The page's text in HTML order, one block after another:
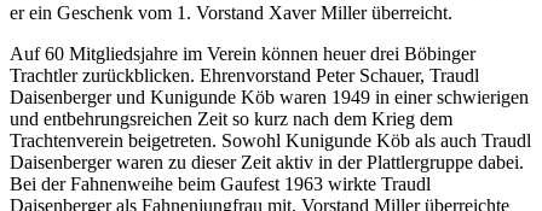
er ein Geschenk vom 1. Vorstand Xaver Miller überreicht.
Auf 60 Mitgliedsjahre im Verein können heuer drei Böbinger
Trachtler zurückblicken. Ehrenvorstand Peter Schauer, Traudl
Daisenberger und Kunigunde Köb waren 1949 in einer schwierigen
und entbehrungsreichen Zeit so kurz nach dem Krieg dem
Trachtenverein beigetreten. Sowohl Kunigunde Köb als auch Traudl
Daisenberger waren zu dieser Zeit aktiv in der Plattlergruppe dabei.
Bei der Fahnenweihe beim Gaufest 1963 wirkte Traudl
Daisenberger als Fahnenjungfrau mit. Vorstand Miller überreichte